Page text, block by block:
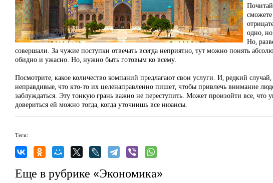
одно,
Но,
совершали. За чужие поступки отвечать всегда неприятно, тут можно понять
обидно и ужасно. Но, нужно быть готовым ко всему.
Посмотрите, какое количество компаний предлагают свои услуги. И, редкий
неправдивые, что кто-то их целенаправленно пишет, чтобы привлечь внимание
заблуждаться. Эту тонкую грань важно не переступить. Может произойти все,
довериться ей можно тогда, когда уточнишь все нюансы.
Теги:
Еще в рубрике «Экономика»